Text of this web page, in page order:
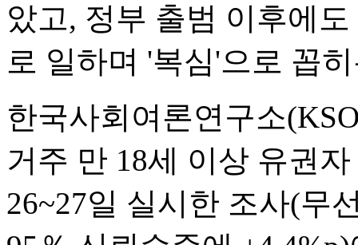
았고, 정부 출범 이후에
로 일하며 '복심'으로 꼽
한국사회여론연구소
거주 만 18세 이상 유권
26~27일 실시한 조사(무